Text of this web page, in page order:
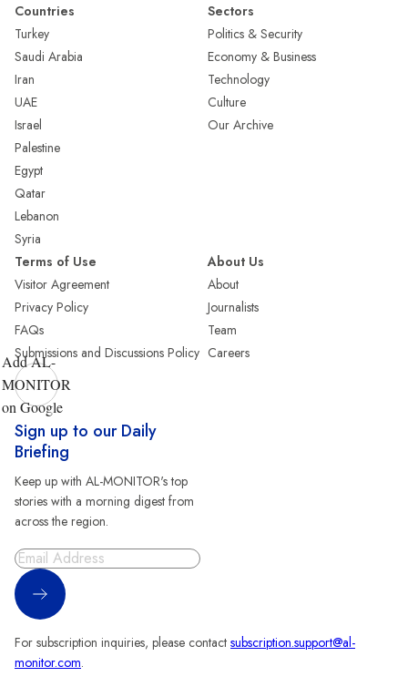
Countries
Turkey
Saudi Arabia
Iran
UAE
Israel
Palestine
Egypt
Qatar
Lebanon
Syria
Sectors
Politics & Security
Economy & Business
Technology
Culture
Our Archive
Terms of Use
Visitor Agreement
Privacy Policy
FAQs
Submissions and Discussions Policy
About Us
About
Journalists
Team
Careers
Add AL-
MONITOR
on Google
Sign up to our Daily
Briefing
Keep up with AL-MONITOR's top
stories with a morning digest from
across the region.
Sign Up
For subscription inquiries, please contact subscription.support@al-
monitor.com.